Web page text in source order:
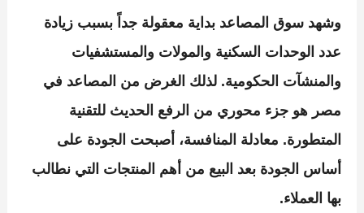
وشهد سوق المصاعد بداية معقولة جداً بسبب زيادة
عدد الوحدات السكنية والمولات والمستشفيات
والمنشآت الحكومية. لذلك الغرض من المصاعد في
مصر هو جزء محوري من الرفع الحديث للتقنية
المتطورة. معادلة المنافسة، أصبحت الجودة على
أساس الجودة بعد البيع من أهم المنتجات التي نطالب
بها العملاء.